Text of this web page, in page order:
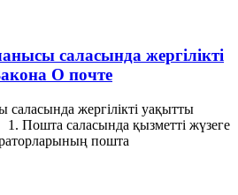
саласында жергілікті
О почте
жергілікті уақытты
Пошта саласында қызметті жүзеге
пошта